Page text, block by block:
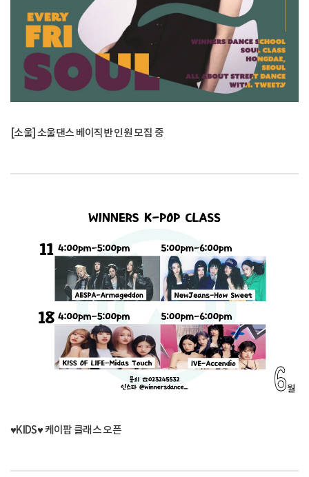
[소울] 소울댄스 베이직반 인원 모집 중
♥KIDS♥ 케이팝 클래스 오픈